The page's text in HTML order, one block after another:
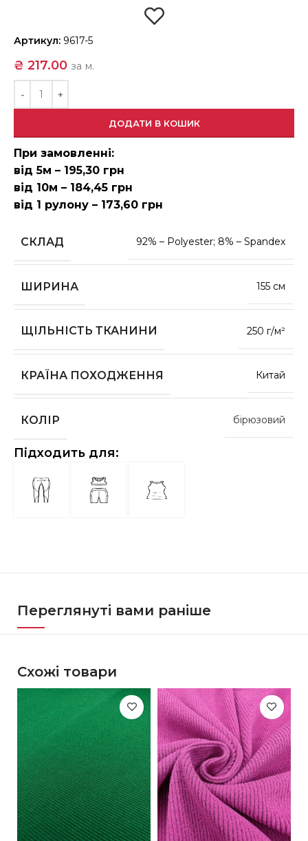
Артикул: 9617-5
₴ 217.00 за м.
ДОДАТИ В КОШИК
При замовленні:
від 5м – 195,30 грн
від 10м – 184,45 грн
від 1 рулону – 173,60 грн
СКЛАД 92% – Polyester; 8% – Spandex
ШИРИНА 155 см
ЩІЛЬНІСТЬ ТКАНИНИ 250 г/м²
КРАЇНА ПОХОДЖЕННЯ Китай
КОЛІР бірюзовий
Підходить для:
Переглянуті вами раніше
Схожі товари